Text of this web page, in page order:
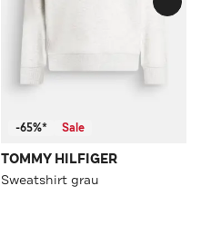
-65%* Sale
TOMMY HILFIGER
Sweatshirt grau